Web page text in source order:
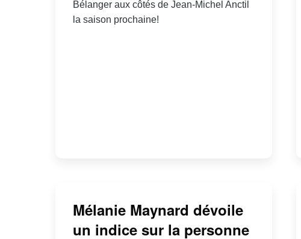
Bélanger aux côtés de Jean-Michel Anctil
la saison prochaine!
Mélanie Maynard dévoile
un indice sur la personne